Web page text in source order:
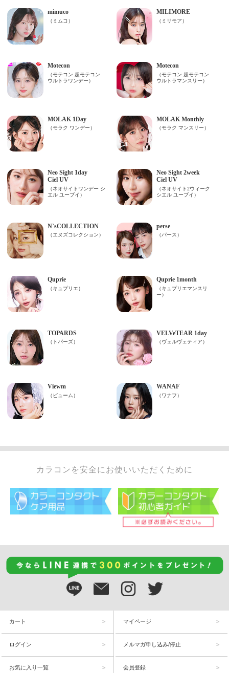
カラコンを安全にお使いいただくために
カート マイページ
ログイン メルマガ申し込み/停止
お気に入り一覧 会員登録